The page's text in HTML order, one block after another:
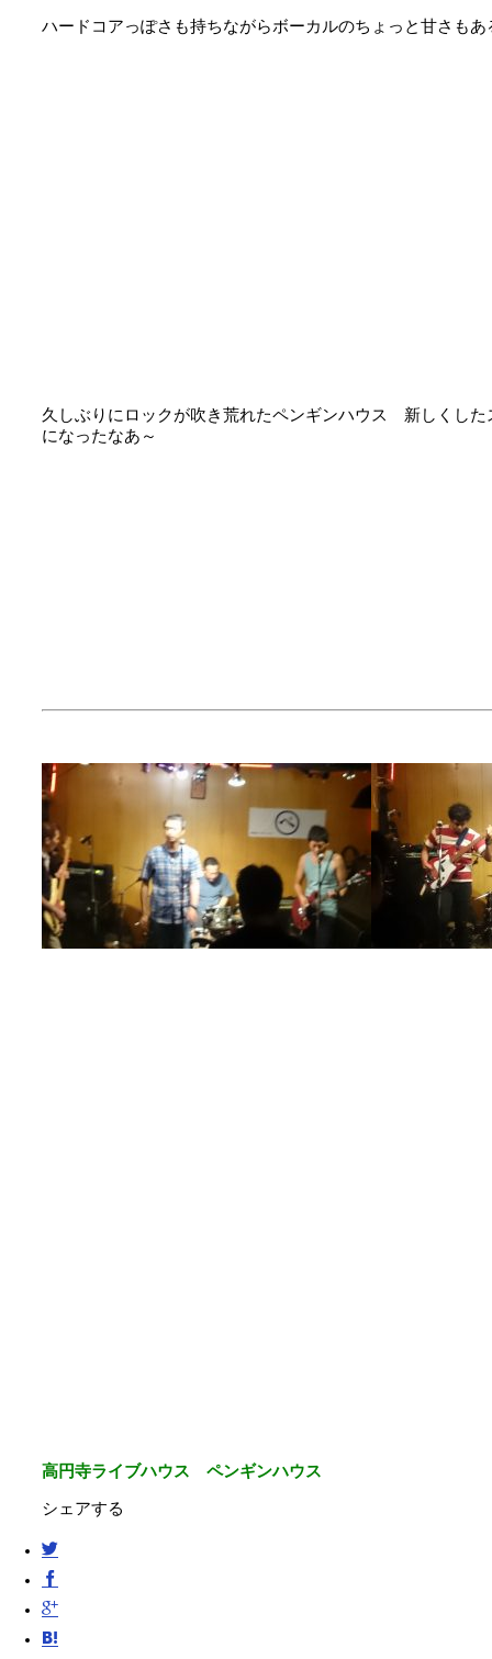
ハードコアっぽさも持ちながらボーカルのちょっと甘さも
久しぶりにロックが吹き荒れたペンギンハウス 新しくし
になったなあ～
高円寺ライブハウス ペンギンハウス
シェアする